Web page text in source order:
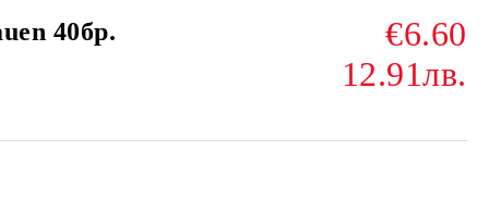
40бр.
€6.60
12.91лв.